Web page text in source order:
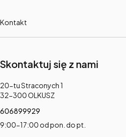
Kontakt
Skontaktuj się z nami
Adres:
20-tu Straconych 1
32-300 OLKUSZ
606899929
9:00-17:00 od pon. do pt.